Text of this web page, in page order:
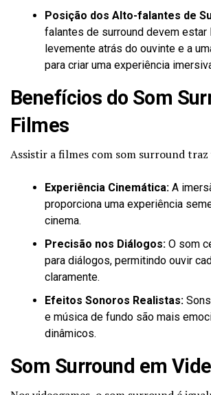
Posição dos Alto-falantes de
falantes de surround devem estar
levemente atrás do ouvinte e a
para criar uma experiência
Benefícios do Som
Filmes
Assistir a filmes com som surround traz
Experiência Cinemática: A
proporciona uma experiência
cinema.
Precisão nos Diálogos: O som
para diálogos, permitindo ouvir
claramente.
Efeitos Sonoros Realistas:
e música de fundo são mais
dinâmicos.
Som Surround em